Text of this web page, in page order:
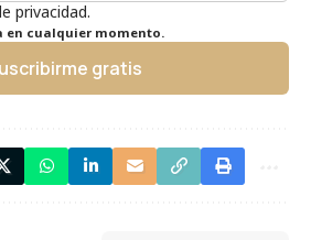
privacidad.
en cualquier momento.
gratis